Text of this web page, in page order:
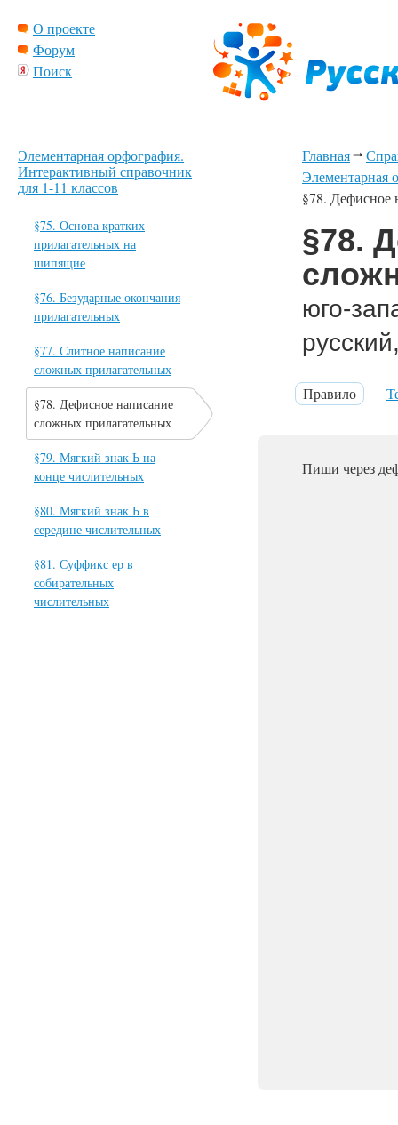
О проекте
Форум
Поиск
Главная
Элементарная
§78. Дефисное
§78.
юго-
Правило
Пиши через
Элементарная орфография.
Интерактивный справочник
для 1-11 классов
§75. Основа кратких
прилагательных на
шипящие
§76. Безударные окончания
прилагательных
§77. Слитное написание
сложных прилагательных
§78. Дефисное написание
сложных прилагательных
§79. Мягкий знак Ь на
конце числительных
§80. Мягкий знак Ь в
середине числительных
§81. Суффикс ер в
собирательных
числительных